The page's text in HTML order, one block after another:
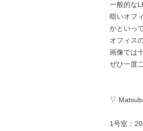
一般的な
暗いオフ
かといっ
オフィス
画像では
ぜひ一度
▽
1号室：